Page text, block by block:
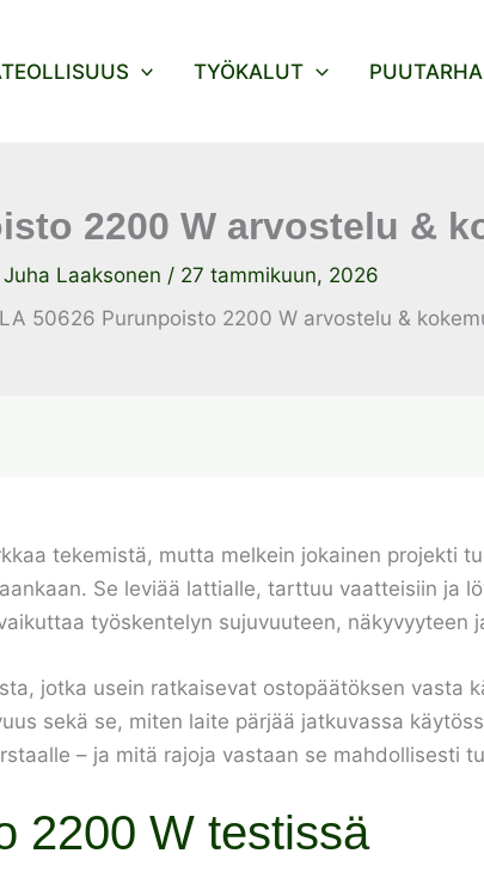
TYÖKALUT PUUTARHA
2200 W arvostelu &
Juha Laaksonen / 27 tammikuun, 2026
50626 Purunpoisto 2200 W arvostelu &
tekemistä, mutta melkein jokainen projekti
Se leviää lattialle, tarttuu vaatteisiin ja
työskentelyn sujuvuuteen, näkyvyyteen
jotka usein ratkaisevat ostopäätöksen vasta
sekä se, miten laite pärjää jatkuvassa
– ja mitä rajoja vastaan se mahdollisesti
2200 W testissä